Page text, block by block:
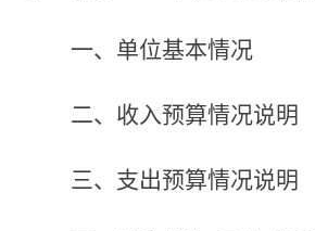
一、单位基本情况
二、收入预算情况说明
三、支出预算情况说明